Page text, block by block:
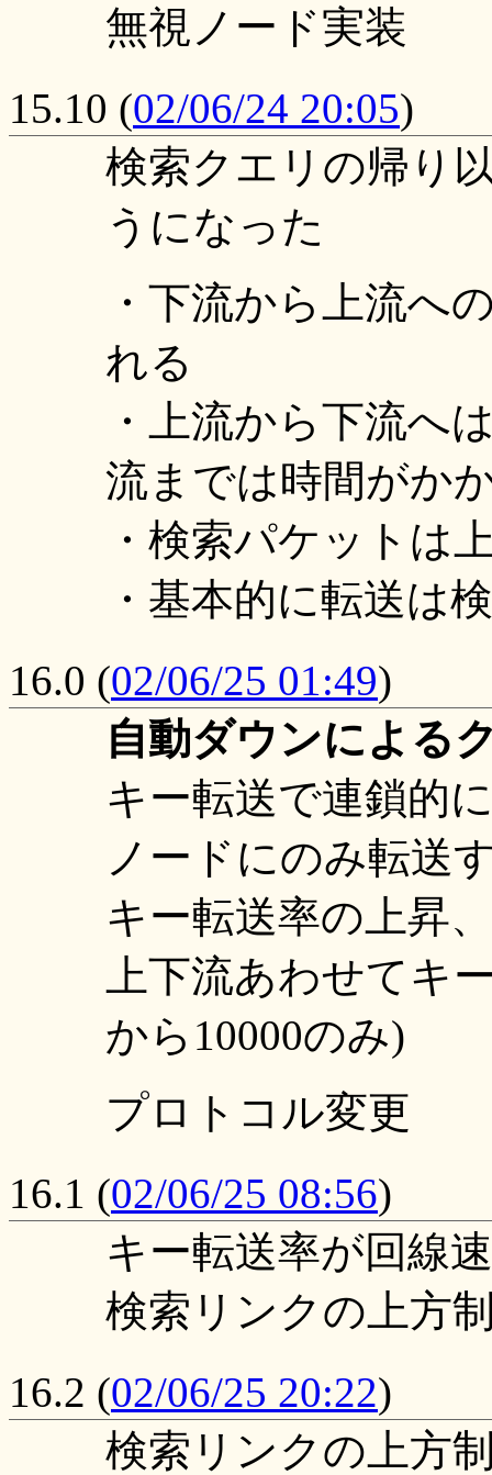
無視ノード実装
15.10 (02/06/24 20:05)
検索クエリの帰り
うになった
・下流から上流へ
れる
・上流から下流へ
流までは時間がか
・検索パケットは
・基本的に転送は
16.0 (02/06/25 01:49)
自動ダウンによる
キー転送で連鎖的
ノードにのみ転送
キー転送率の上昇
上下流あわせてキ
から10000のみ)
プロトコル変更
16.1 (02/06/25 08:56)
キー転送率が回線
検索リンクの上方
16.2 (02/06/25 20:22)
検索リンクの上方